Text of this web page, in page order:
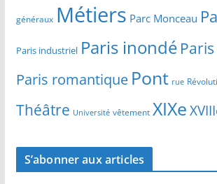
généraux Métiers Parc Monceau
Paris industriel Paris inondé
Paris romantique Pont rue
Théâtre Université vêtement XIXe
S’abonner aux articles